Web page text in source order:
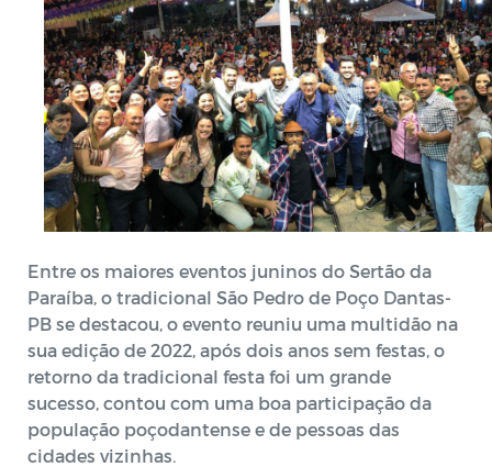
Entre os maiores eventos juninos do Sertão da
Paraíba, o tradicional São Pedro de Poço Dantas-
PB se destacou, o evento reuniu uma multidão na
sua edição de 2022, após dois anos sem festas, o
retorno da tradicional festa foi um grande
sucesso, contou com uma boa participação da
população poçodantense e de pessoas das
cidades vizinhas.